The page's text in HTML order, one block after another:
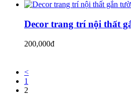
Decor trang trí nội thất
200,000đ
<
1
2